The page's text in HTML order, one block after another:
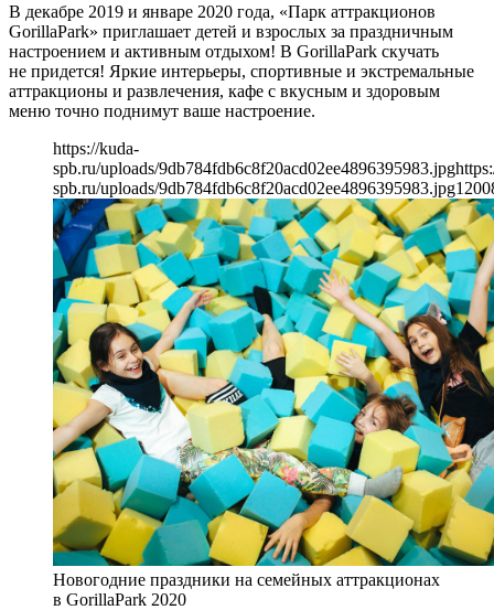
В декабре 2019 и январе 2020 года, «Парк аттракционов
GorillaPark» приглашает детей и взрослых за праздничным
настроением и активным отдыхом! В GorillaPark скучать
не придется! Яркие интерьеры, спортивные и экстремальные
аттракционы и развлечения, кафе с вкусным и здоровым
меню точно поднимут ваше настроение.
https://kuda-
spb.ru/uploads/9db784fdb6c8f20acd02ee4896395983.jpg
spb.ru/uploads/9db784fdb6c8f20acd02ee4896395983.jpg1200
Новогодние праздники на семейных аттракционах
в GorillaPark 2020